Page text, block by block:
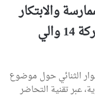
والابتكار
في الحوكمة الحضرية بمشاركة 14 والي
الثنائي حول موضوع
عبر تقنية التحاضر